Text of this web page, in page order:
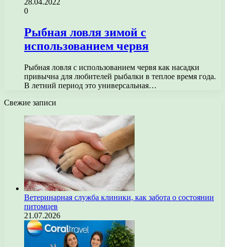
28.04.2022
0
Рыбная ловля зимой с
использованием червя
Рыбная ловля с использованием червя как насадки
привычна для любителей рыбалки в теплое время года.
В летний период это универсальная…
Свежие записи
Ветеринарная служба клиники, как забота о состоянии
питомцев
21.07.2026